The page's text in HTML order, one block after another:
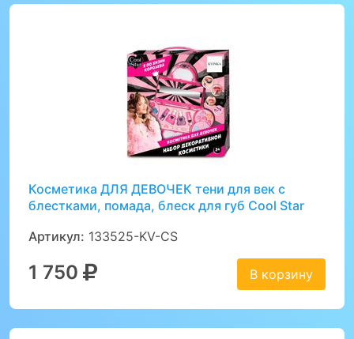
Косметика ДЛЯ ДЕВОЧЕК тени для век с
блестками, помада, блеск для губ Cool Star
Артикул: 133525-KV-CS
1 750 В корзину